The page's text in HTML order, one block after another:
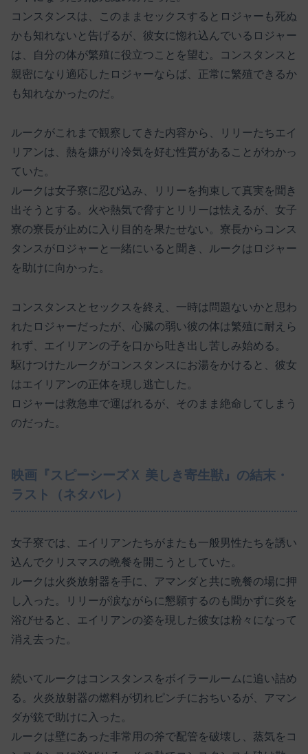
コンスタンスは、このままセックスするとロジャーも死ぬ
かも知れないと告げるが、彼女に惚れ込んでいるロジャー
は、自分の体が繁殖に役立つことを望む。コンスタンスと
親密になり適応したロジャーならば、正常に繁殖できるか
も知れなかったのだ。
ルークがこれまで観察してきた内容から、リリーたちエイ
リアンは、熱を嫌がり冷気を好む性質があることがわかっ
ていた。
ルークは女子寮に忍び込み、リリーを拘束して真実を聞き
出そうとする。火や熱気で脅すとリリーは怯えるが、女子
寮の寮長が止めに入り目的を果たせない。寮長からコンス
タンスがロジャーと一緒にいると聞き、ルークはロジャー
を助けに向かった。
コンスタンスとセックスを終え、一時は問題ないかと思わ
れたロジャーだったが、心臓の弱い彼の体は繁殖に耐えら
れず、エイリアンの子を口から吐き出し苦しみ始める。
駆けつけたルークがコンスタンスにお湯をかけると、彼女
はエイリアンの正体を現し逃亡した。
ロジャーは救急車で運ばれるが、そのまま絶命してしまう
のだった。
映画『スピーシーズＸ 美しき寄生獣』の結末・
ラスト（ネタバレ）
女子寮では、エイリアンたちがまたも一般男性たちを誘い
込んでクリスマスの晩餐を開こうとしていた。
ルークは火炎放射器を手に、アマンダと共に晩餐の場に押
し入った。リリーが涙ながらに懇願するのも聞かずに炎を
浴びせると、エイリアンの姿を現した彼女は粉々になって
消え去った。
続いてルークはコンスタンスをボイラールームに追い詰め
る。火炎放射器の燃料が切れピンチにおちいるが、アマン
ダが銃で助けに入った。
ルークは壁にあった非常用の斧で配管を破壊し、蒸気をコ